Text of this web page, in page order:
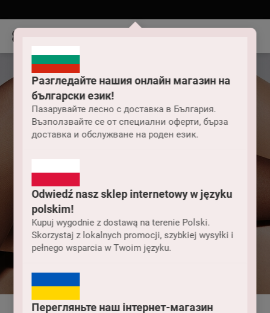
Разгледайте нашия онлайн магазин на
български език!
Пазарувайте лесно с доставка в България.
Възползвайте се от специални оферти, бърза
доставка и обслужване на роден език.
Odwiedź nasz sklep internetowy w języku
polskim!
Kupuj wygodnie z dostawą na terenie Polski.
Skorzystaj z lokalnych promocji, szybkiej wysyłki i
pełnego wsparcia w Twoim języku.
Перегляньте наш інтернет-магазин
Rajstopy